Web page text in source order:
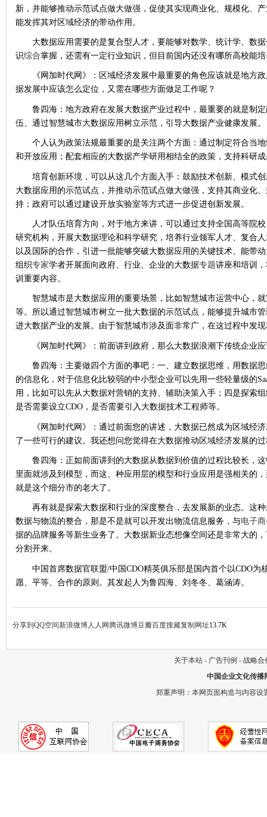
新，并能够推动示范试点做大做强，促使其实现商业化、规模化、
能发挥其对区域经济的带动作用。
大数据应用需要的是复合型人才，要能够对数学、统计学、数
识综合掌握，还需有一定行业知识，但目前国内还没有哪所高校能
《网加时代网》：区域经济发展中最重要的角色应该就是地方
据发展中应该怎么定位，又需在哪些方面做足工作呢？
鲁四海：地方政府在发展大数据产业过程中，最重要的就是制
伍、通过智慧城市大数据应用树立示范，引导大数据产业健康发展。
个人认为政策法规最重要的是关注两个方面：通过制定符合当
和开放应用；配套相应的大数据产学研用相结全的政策，支持科研
培育创新环境，可以从这几个方面入手：鼓励技术创新、模式
大数据应用的示范试点，并推动示范试点做大做强，支持其商业化
持；政府可以通过建设开放实验室等方式进一步促进创新发展。
人才队伍培育方向，对于地方来讲，可以通过支持全国高等院
研究机构，开展大数据理论和科学研究，培养行业领军人才、复合
以及国际的合作，引进一批能够突破大数据应用的关键技术、能带
组织专家学者开展面向政府、行业、企业的大数据专题讲座和培训
训重要内容。
智慧城市是大数据应用的重要场景，比如智慧城市运营中心，
等。所以通过智慧城市树立一批大数据的示范试点，能够提升城市
进大数据产业的发展。由于智慧城市涉及面非常广，在这过程中发
《网加时代网》：前面讲到政府，那么大数据浪潮下传统企业
鲁四海：主要做四个方面的事吧：一、建立数据思维，用数据
的信息化，对于信息化比较弱的中小型企业可以先用一些轻量级的
用，比如可以先从大数据对营销的支持、辅助决策入手；四是探索
是否需要设立CDO，是否需要引入大数据技术工程师等。
《网加时代网》：通过前面您的讲述，大数据已然成为区域经
了一些可行的建议。我还想问您觉得在大数据推动区域经济发展的
鲁四海：正如前面讲到的大数据从数据到价值的过程比较长，
里面就涉及到模型，而这、种应用层的模型和行业应用是强相关的
就是这个细分市的老大了。
再有就是探索大数据和行业的深度整合，去发展新的业态。这
数据与物流的整合，那是不是就可以开发出物流信息服务，与电子
据的品牌服务等新生业务了。大数据新业态想像空间还是非常大的
分割开来。
中国首席数据官联盟/中国CDO精英俱乐部是国内首个以CDO为
愿、平等、合作的原则。其发起人为鲁四海、刘冬冬、葛涵涛。
分享到 QQ空间新浪微博人人网 腾讯微博豆瓣百度搜藏复制网址13.7K
关于本站 - 广告刊例 - 战略合
中国企业文化传播
郑重声明：本网页面构造与内容